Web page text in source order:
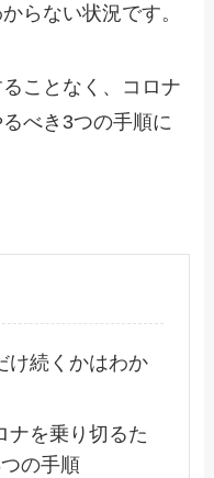
らない状況です。
ことなく、コロナ
べき3つの手順に
け続くかはわか
ナを乗り切るた
の手順